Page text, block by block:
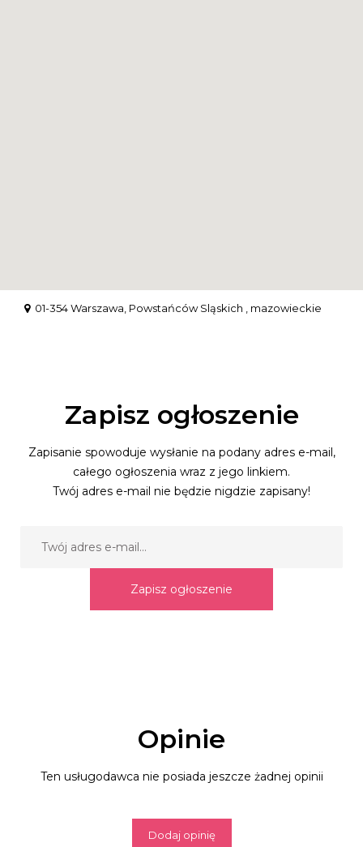
01-354 Warszawa, Powstańców Sląskich , mazowieckie
Zapisz ogłoszenie
Zapisanie spowoduje wysłanie na podany adres e-mail,
całego ogłoszenia wraz z jego linkiem.
Twój adres e-mail nie będzie nigdzie zapisany!
Zapisz ogłoszenie
Opinie
Ten usługodawca nie posiada jeszcze żadnej opinii
Dodaj opinię